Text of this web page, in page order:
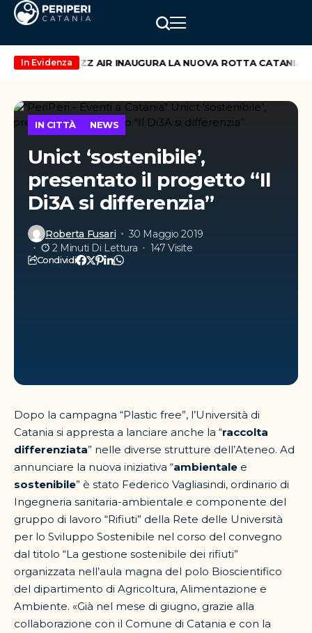
In Evidenza
maggio WIZZ AIR INAUGURA LA NUOVA ROTTA CATANIA –
IN CITTÀ NEWS
Unict ‘sostenibile’,
presentato il progetto “Il
Di3A si differenzia”
Roberta Fusari
30 Maggio 2019
2 Minuti Di Lettura
147 Visite
Condividi
Dopo la campagna “Plastic free”, l’Università di
Catania si appresta a lanciare anche la “raccolta
differenziata” nelle diverse strutture dell’Ateneo. Ad
annunciare la nuova iniziativa “ambientale e
sostenibile” è stato Federico Vagliasindi, ordinario di
Ingegneria sanitaria-ambientale e componente del
gruppo di lavoro “Rifiuti” della Rete delle Università
per lo Sviluppo Sostenibile nel corso del convegno
dal titolo “La gestione sostenibile dei rifiuti”
organizzata nell’aula magna del polo Bioscientifico
del dipartimento di Agricoltura, Alimentazione e
Ambiente. «Già nel mese di giugno, grazie alla
collaborazione con il Comune di Catania e con la